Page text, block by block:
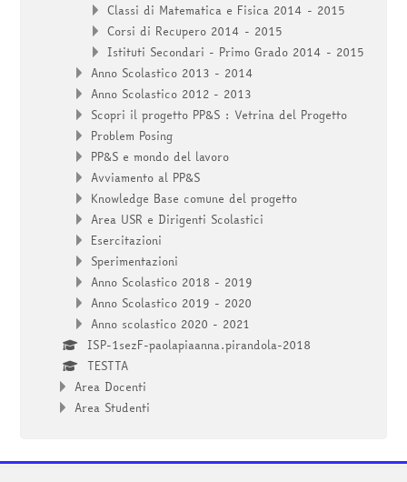
Classi di Matematica e Fisica 2014 - 2015
Corsi di Recupero 2014 - 2015
Istituti Secondari - Primo Grado 2014 - 2015
Anno Scolastico 2013 - 2014
Anno Scolastico 2012 - 2013
Scopri il progetto PP&S : Vetrina del Progetto
Problem Posing
PP&S e mondo del lavoro
Avviamento al PP&S
Knowledge Base comune del progetto
Area USR e Dirigenti Scolastici
Esercitazioni
Sperimentazioni
Anno Scolastico 2018 - 2019
Anno Scolastico 2019 - 2020
Anno scolastico 2020 - 2021
ISP-1sezF-paolapiaanna.pirandola-2018
TESTTA
Area Docenti
Area Studenti